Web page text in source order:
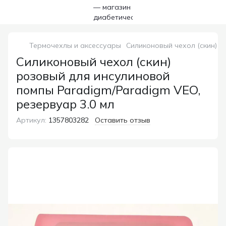
Термочехлы и аксессуары Силиконовый чехол (скин)
Силиконовый чехол (скин)
розовый для инсулиновой
помпы Paradigm/Paradigm VEO,
резервуар 3.0 мл
Артикул: 1357803282 Оставить отзыв